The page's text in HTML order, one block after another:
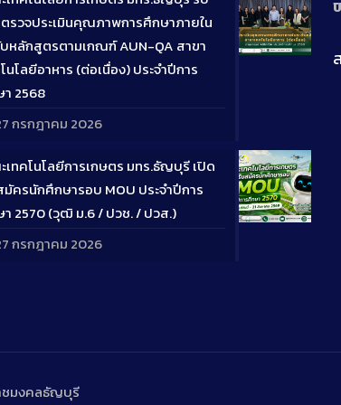
Long
รวจประเมินคุณภาพการศึกษาภายใน
หลักสูตรตามเกณฑ์ AUN-QA สาขา
นโลยีอาหาร (ต่อเนื่อง) ประจำปีการ
2568
กรกฎาคม 2026
Long
ทคโนโลยีการเกษตร มทร.ธัญบุรี เปิด
ครนักศึกษารอบ MOU ประจำปีการ
2570 (วุฒิ ม.6 / ปวช. / ปวส.)
กรกฎาคม 2026
ชมงคลธัญบุรี